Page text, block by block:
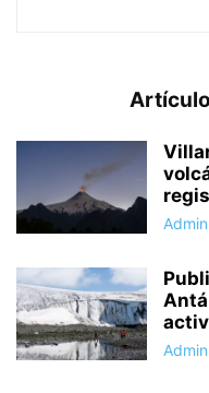
Admin
Admin